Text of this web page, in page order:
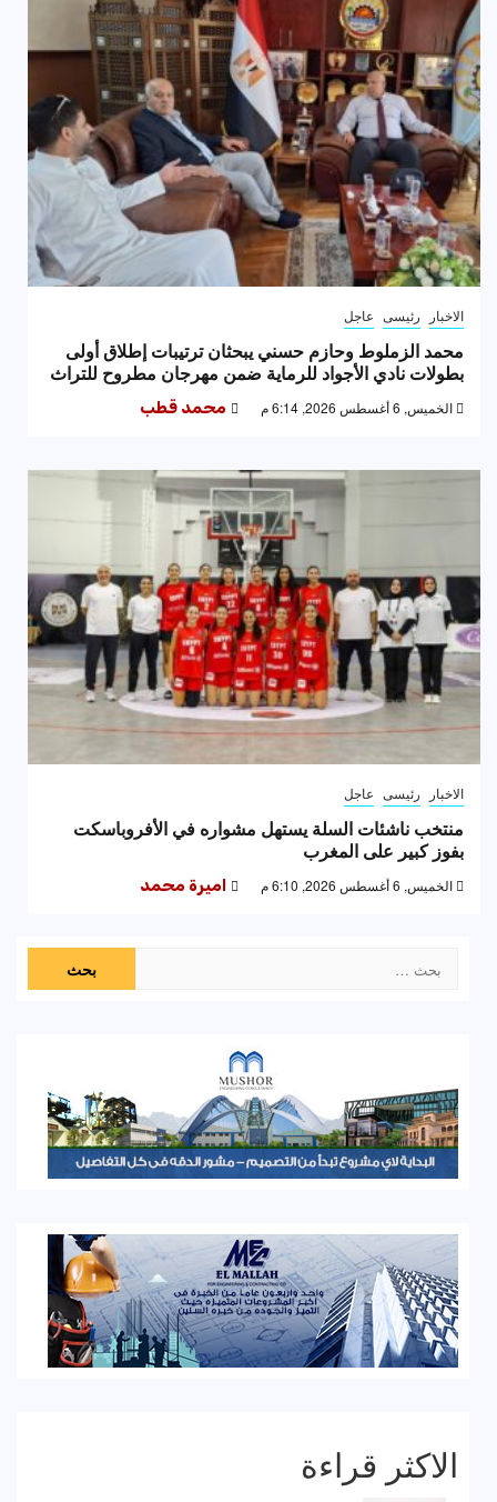
الاخبار رئيسى عاجل
محمد الزملوط وحازم حسني يبحثان ترتيبات إطلاق أولى
بطولات نادي الأجواد للرماية ضمن مهرجان مطروح للتراث
الخميس, 6 أغسطس 2026, 6:14 م محمد قطب
الاخبار رئيسى عاجل
منتخب ناشئات السلة يستهل مشواره في الأفروباسكت
بفوز كبير على المغرب
الخميس, 6 أغسطس 2026, 6:10 م اميرة محمد
عن:
الاكثر قراءة